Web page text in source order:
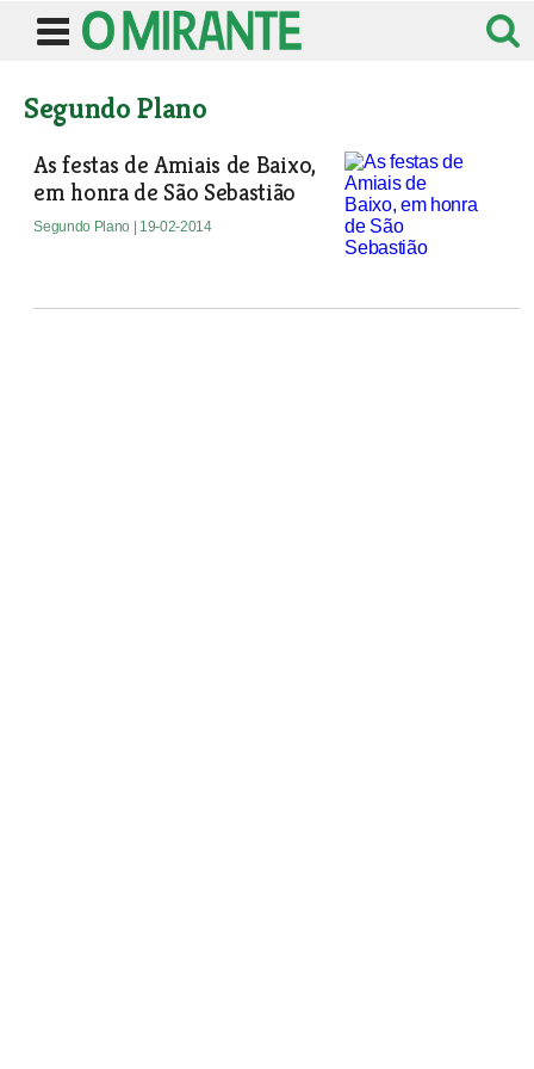
Segundo Plano
As festas de Amiais de Baixo,
em honra de São Sebastião
Segundo Plano | 19-02-2014